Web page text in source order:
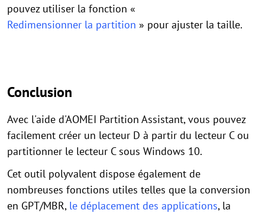
pouvez utiliser la fonction «
Redimensionner la partition » pour ajuster la taille.
Conclusion
Avec l'aide d'AOMEI Partition Assistant, vous pouvez
facilement créer un lecteur D à partir du lecteur C ou
partitionner le lecteur C sous Windows 10.
Cet outil polyvalent dispose également de
nombreuses fonctions utiles telles que la conversion
en GPT/MBR, le déplacement des applications, la